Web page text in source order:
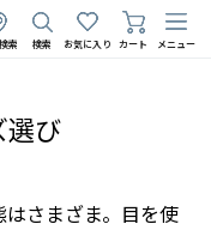
索 検索 お気に入り カート メニュー
選び
さまざま。目を使